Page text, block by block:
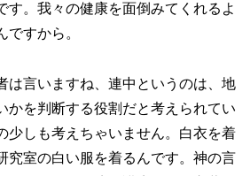
す。我々の健康を面倒みてくれるよ
ですから。
は言いますね、連中というのは、地
かを判断する役割だと考えられてい
少しも考えちゃいません。白衣を着
究室の白い服を着るんです。神の言